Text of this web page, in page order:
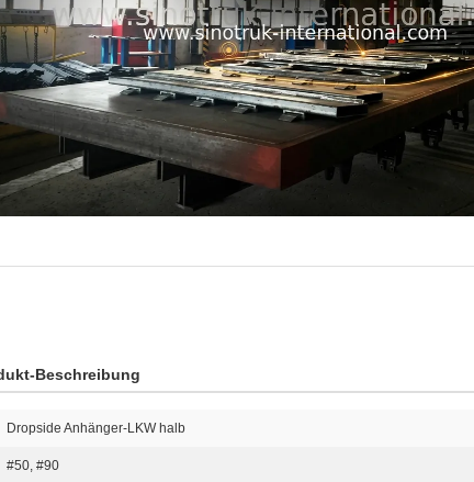
Beschreibung
Dropside Anhänger-LKW halb
#50, #90